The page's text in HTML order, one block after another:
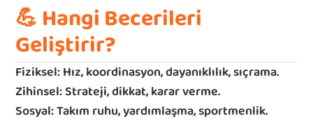
💪 Hangi Becerileri
Geliştirir?
Fiziksel: Hız, koordinasyon, dayanıklılık, sıçrama.
Zihinsel: Strateji, dikkat, karar verme.
Sosyal: Takım ruhu, yardımlaşma, sportmenlik.